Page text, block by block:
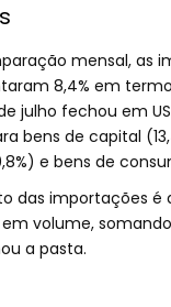
mensal, as
8,4% em
julho fechou em
bens de capital
e bens de
das importações é
volume,
a pasta.